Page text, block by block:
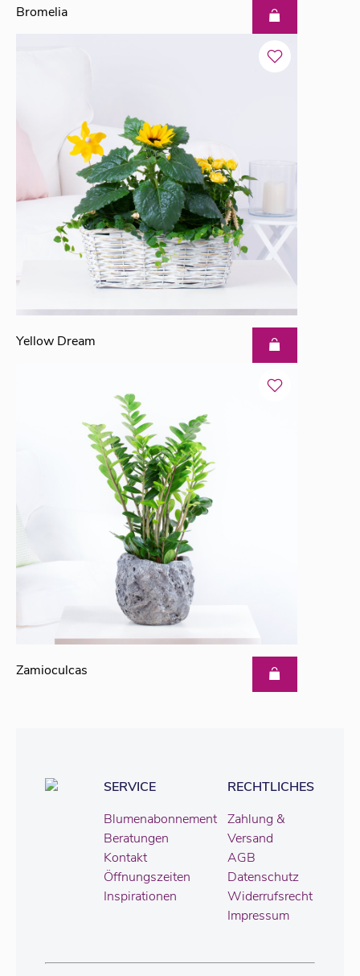
Bromelia
Yellow Dream
Zamioculcas
SERVICE
Blumenabonnement
Beratungen
Kontakt
Öffnungszeiten
Inspirationen
RECHTLICHES
Zahlung &
Versand
AGB
Datenschutz
Widerrufsrecht
Impressum